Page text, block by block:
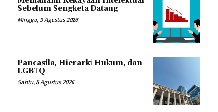
Sebelum Sengketa Datang
Minggu, 9 Agustus 2026
Pancasila, Hierarki Hukum, dan
LGBTQ
Sabtu, 8 Agustus 2026